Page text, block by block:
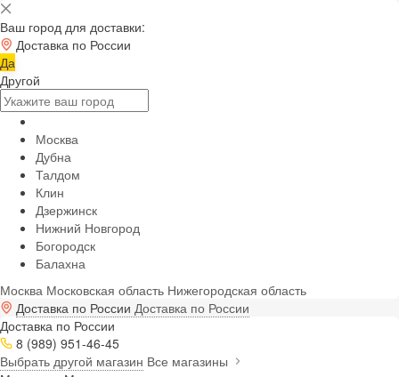
Ваш город для доставки:
Доставка по России
Да
Другой
Москва
Дубна
Талдом
Клин
Дзержинск
Нижний Новгород
Богородск
Балахна
Москва Московская область Нижегородская область
Доставка по России Доставка по России
Доставка по России
8 (989) 951-46-45
Выбрать другой магазин Все магазины